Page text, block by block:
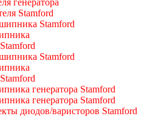
генератора
Stamford
Stamford
Stamford
генератора Stamford
генератора Stamford
диодов/варисторов Stamford